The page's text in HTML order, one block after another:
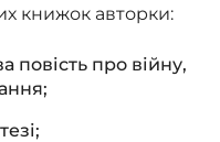
книжок авторки:
повість про війну,